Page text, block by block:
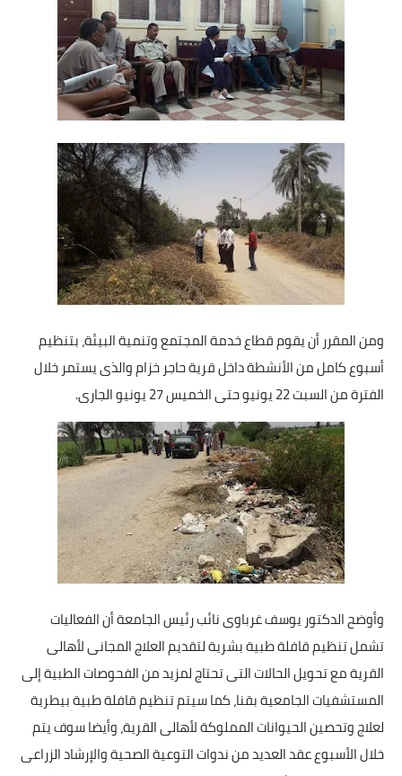
حوادث
ومن المقرر أن يقوم قطاع خدمة المجتمع وتنمية البيئة، بتنظيم
أسبوع كامل من الأنشطة داخل قرية حاجر خزام والذى يستمر خلال
الفترة من السبت 22 يونيو حتى الخميس 27 يونيو الجارى.
وأوضح الدكتور يوسف غرباوى نائب رئيس الجامعة أن الفعاليات
تشمل تنظيم قافلة طبية بشرية لتقديم العلاج المجانى لأهالى
القرية مع تحويل الحالات التى تحتاج لمزيد من الفحوصات الطبية إلى
المستشفيات الجامعية بقنا، كما سيتم تنظيم قافلة طبية بيطرية
لعلاج وتحصين الحيوانات المملوكة لأهالى القرية، وأيضا سوف يتم
خلال الأسبوع عقد العديد من ندوات التوعية الصحية والإرشاد الزراعى